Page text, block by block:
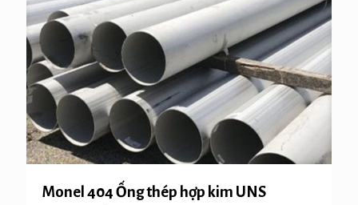
Monel 404 Ống thép hợp kim UNS